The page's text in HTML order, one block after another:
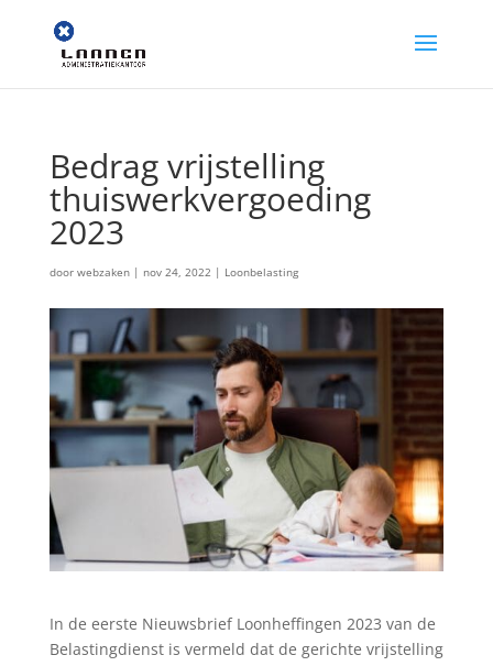
Bedrag vrijstelling
thuiswerkvergoeding
2023
door webzaken| nov 24, 2022 | Loonbelasting
In de eerste Nieuwsbrief Loonheffingen 2023 van de
Belastingdienst is vermeld dat de gerichte vrijstelling